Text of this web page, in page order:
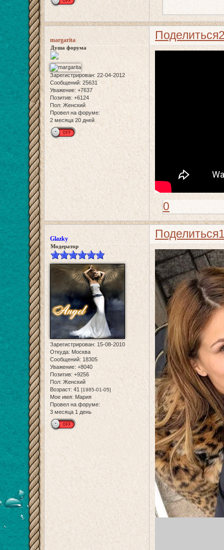
Поделиться
margarita
Душа форума
Зарегистрирован: 22-04-2012
Сообщений: 25631
Уважение: +7637
Позитив: +6124
Пол: Женский
Провел на форуме:
2 месяца 20 дней
0
Поделиться
Glazky
Модератор
Зарегистрирован: 15-08-2010
Откуда: Москва
Сообщений: 18305
Уважение: +8040
Позитив: +9256
Пол: Женский
Возраст: 41 [1985-01-05]
Мое имя: Мария
Провел на форуме:
3 месяца 1 день